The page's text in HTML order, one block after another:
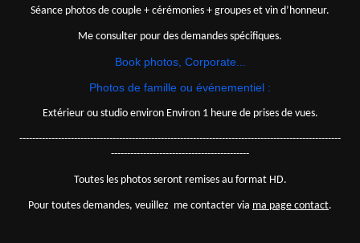
Séance photos de couple + cérémonies + groupes et vin d’honneur.
Me consulter pour des demandes spécifiques.
Book photos, Corporate...
Photos de famille ou événementiel :
Extérieur ou studio environ Environ 1 heure de prises de vues.
----------------------------------------------------------------------------------------------------
-------------------------------------------
Toutes les photos seront remises au format HD.
Pour toutes demandes, veuillez me contacter via ma page contact.